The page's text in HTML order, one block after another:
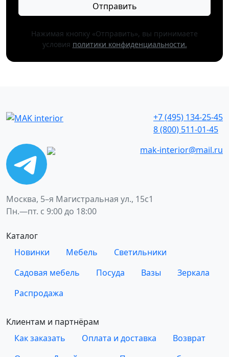
Отправить
Нажимая кнопку «Отправить», вы принимаете
условия политики конфиденциальности.
+7 (495) 134-25-45
8 (800) 511-01-45
mak-interior@mail.ru
Москва, 5–я Магистральная ул., 15с1
Пн.—пт. с 9:00 до 18:00
Каталог
Новинки
Мебель
Светильники
Садовая мебель
Посуда Вазы
Зеркала
Распродажа
Клиентам и партнёрам
Как заказать
Оплата и доставка
Возврат